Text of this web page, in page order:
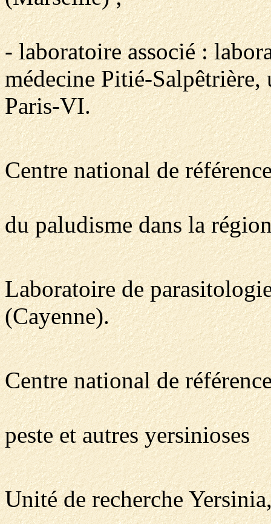
- laboratoire associé :
médecine Pitié-
Paris-VI.
Centre national de
du paludisme dans la
Laboratoire de
(Cayenne).
Centre national de
peste et autres yersinioses
Unité de recherche